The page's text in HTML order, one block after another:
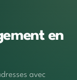
en
avec